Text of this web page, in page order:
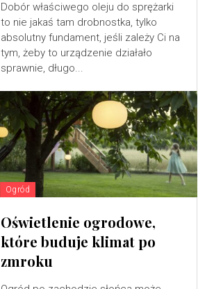
Dobór właściwego oleju do sprężarki
to nie jakaś tam drobnostka, tylko
absolutny fundament, jeśli zależy Ci na
tym, żeby to urządzenie działało
sprawnie, długo...
Ogród
Oświetlenie ogrodowe,
które buduje klimat po
zmroku